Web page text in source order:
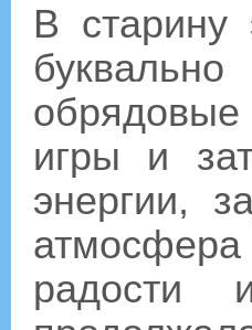
В
игры и
энергии,
атмосфера
радости